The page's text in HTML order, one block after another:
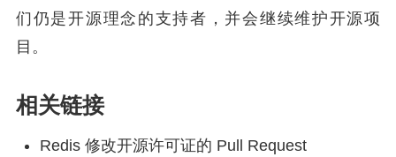
们仍是开源理念的支持者，并会继续维护开源项
目。
相关链接
Redis 修改开源许可证的 Pull Request